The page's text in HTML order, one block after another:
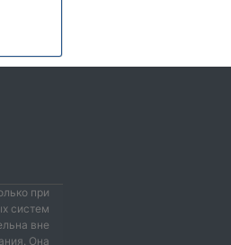
при
систем
вне
Она